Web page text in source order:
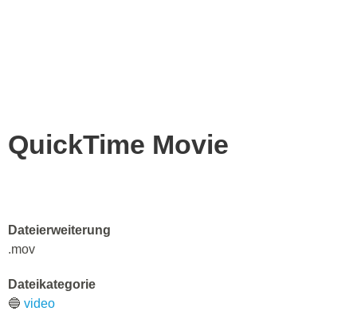
QuickTime Movie
Dateierweiterung
.mov
Dateikategorie
🔵 video